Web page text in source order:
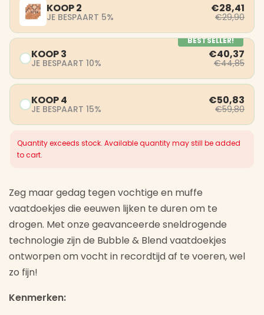
KOOP 2
JE BESPAART 5%
€28,41
€29,90
BESTSELLER!
KOOP 3
JE BESPAART 10%
€40,37
€44,85
KOOP 4
JE BESPAART 15%
€50,83
€59,80
Quantity exceeds stock. Available quantity may still be added
to cart.
Zeg maar gedag tegen vochtige en muffe
vaatdoekjes die eeuwen lijken te duren om te
drogen. Met onze geavanceerde sneldrogende
technologie zijn de Bubble & Blend vaatdoekjes
ontworpen om vocht in recordtijd af te voeren, wel
zo fijn!
Kenmerken: